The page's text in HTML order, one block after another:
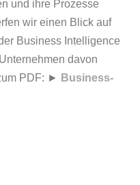
und ihre Prozesse
wir einen Blick auf
Business Intelligence
davon
PDF: ►
Business-